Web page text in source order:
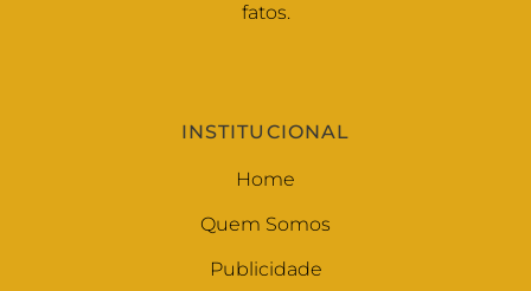
fatos.
INSTITUCIONAL
Home
Quem Somos
Publicidade